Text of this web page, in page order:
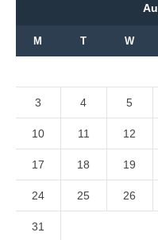
M T W
3 4 5
10 11 12
17 18 19
24 25 26
31